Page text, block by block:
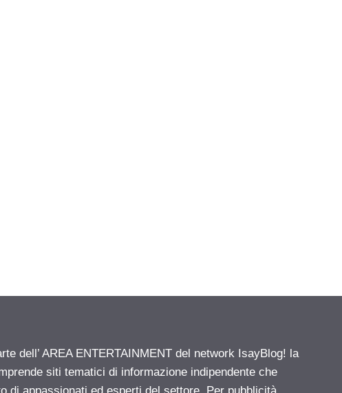
dell’ AREA ENTERTAINMENT del network IsayBlog! la
siti tematici di informazione indipendente che